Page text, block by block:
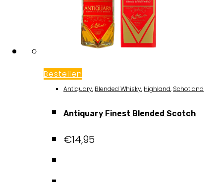
Bestellen
Antiquary, Blended Whisky, Highland, Schotland
Antiquary Finest Blended Scotch
€14,95